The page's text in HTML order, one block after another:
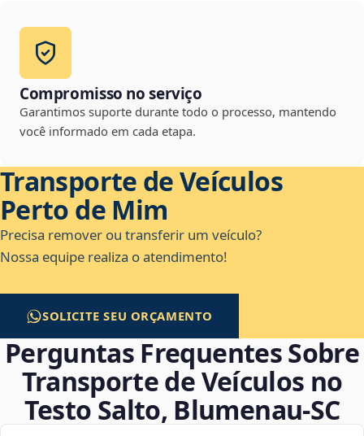
Compromisso no serviço
Garantimos suporte durante todo o processo, mantendo
você informado em cada etapa.
Transporte de Veículos
Perto de Mim
Precisa remover ou transferir um veículo?
Nossa equipe realiza o atendimento!
SOLICITE SEU ORÇAMENTO
Perguntas Frequentes Sobre
Transporte de Veículos no
Testo Salto, Blumenau‑SC